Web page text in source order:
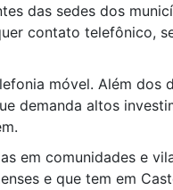
das sedes dos
contato telefônico,
móvel. Além dos
demanda altos
em comunidades e
e que tem em